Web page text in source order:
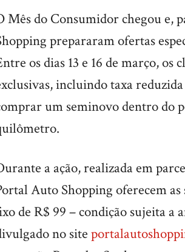
Mês do Consumidor chegou e,
prepararam ofertas
os dias 13 e 16 de março, os
incluindo taxa
um seminovo dentro do
a ação, realizada em
Auto Shopping oferecem
de R$ 99 – condição sujeita
no site